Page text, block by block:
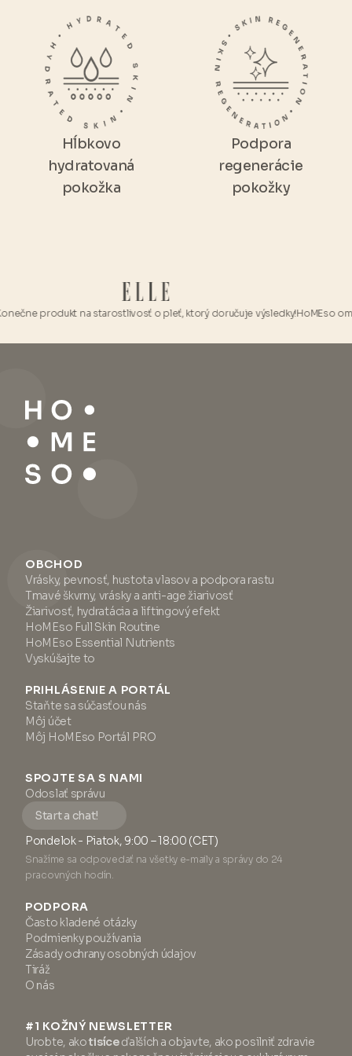
Hĺbkovo
hydratovaná
pokožka
Podpora
regenerácie
pokožky
produkt na starostlivosť o pleť, ktorý doručuje výsledky!HoMEso
OBCHOD
Vrásky, pevnosť, hustota vlasov a podpora rastu
Tmavé škvrny, vrásky a anti-age žiarivosť
Žiarivosť, hydratácia a liftingový efekt
HoMEso Full Skin Routine
HoMEso Essential Nutrients
Vyskúšajte to
PRIHLÁSENIE A PORTÁL
Staňte sa súčasťou nás
Môj účet
Môj HoMEso Portál PRO
SPOJTE SA S NAMI
Odoslať správu
Start a chat!
Pondelok - Piatok, 9:00 – 18:00 (CET)
Snažíme sa odpovedať na všetky e-maily a správy do 24
pracovných hodín.
PODPORA
Často kladené otázky
Podmienky používania
Zásady ochrany osobných údajov
Tiráž
O nás
#1 KOŽNÝ NEWSLETTER
Urobte, akotisíceďalších a objavte, ako posilniť zdravie